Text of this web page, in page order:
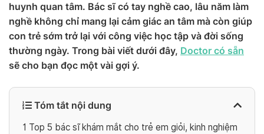
huynh quan tâm. Bác sĩ có tay nghề cao, lâu năm làm
nghề không chỉ mang lại cảm giác an tâm mà còn giúp
con trẻ sớm trở lại với công việc học tập và đời sống
thường ngày. Trong bài viết dưới đây, Doctor có sẵn
sẽ cho bạn đọc một vài gợi ý.
Tóm tắt nội dung
1 Top 5 bác sĩ khám mắt cho trẻ em giỏi, kinh nghiệm